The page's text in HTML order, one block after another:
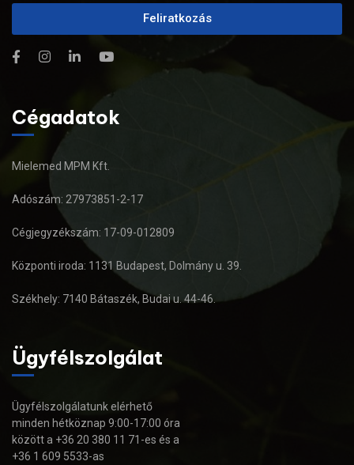
Feliratkozás
Cégadatok
Mielemed MPM Kft.
Adószám: 27973851-2-17
Cégjegyzékszám: 17-09-012809
Központi iroda: 1131 Budapest, Dolmány u. 39.
Székhely: 7140 Bátaszék, Budai u. 44-46.
Ügyfélszolgálat
Ügyfélszolgálatunk elérhető
minden hétköznap 9:00-17:00 óra
között a +36 20 380 11 71-es és a
+36 1 609 5533-as